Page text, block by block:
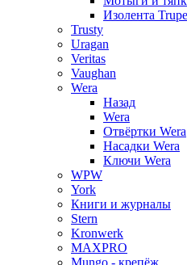
Изолента
Trusty
Uragan
Veritas
Vaughan
Wera
Назад
Wera
Отвёртки Wera
Насадки Wera
Ключи Wera
WPW
York
Книги и журналы
Stern
Kronwerk
MAXPRO
Mungo - крепёж